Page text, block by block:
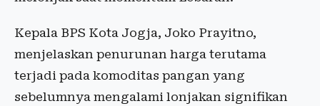
Kepala BPS Kota Jogja, Joko Prayitno,
menjelaskan penurunan harga terutama
terjadi pada komoditas pangan yang
sebelumnya mengalami lonjakan signifikan